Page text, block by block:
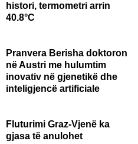
histori, termometri arrin
40.8°C
Pranvera Berisha doktoron
në Austri me hulumtim
inovativ në gjenetikë dhe
inteligjencë artificiale
Fluturimi Graz-Vjenë ka
gjasa të anulohet